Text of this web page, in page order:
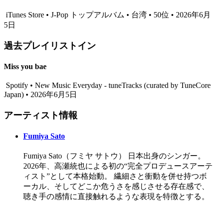
iTunes Store • J-Pop トップアルバム • 台湾 • 50位 • 2026年6月
5日
過去プレイリストイン
Miss you bae
Spotify • New Music Everyday - tuneTracks (curated by TuneCore
Japan) • 2026年6月5日
アーティスト情報
Fumiya Sato
Fumiya Sato（フミヤ サトウ） 日本出身のシンガー。
2026年、高瀬統也による初の“完全プロデュースアーテ
ィスト”として本格始動。 繊細さと衝動を併せ持つボ
ーカル、そしてどこか危うさを感じさせる存在感で、
聴き手の感情に直接触れるような表現を特徴とする。